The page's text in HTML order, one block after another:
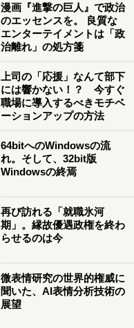
漫画『進撃の巨人』で政治
のエッセンスを。 良質な
エンターテイメントは「政
治離れ」の処方箋
上司の「応援」なんて部下
には響かない！？ 今すぐ
職場に導入するべきモチベ
ーションアップの方法
64bitへのWindowsの流
れ。そして、32bit版
Windowsの終焉
再び訪れる「就職氷河
期」。縁故優遇政権を終わ
らせるのは今
微表情研究の世界的権威に
聞いた、AI表情分析技術の
展望